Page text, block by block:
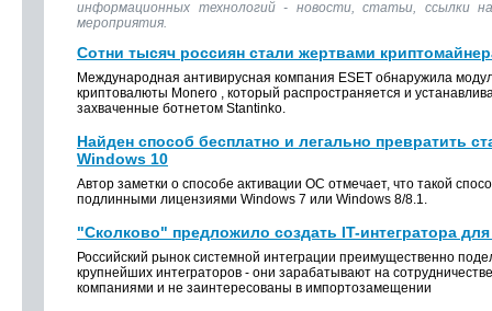
информационных технологий - новости, статьи, ссылки
мероприятия.
Сотни тысяч россиян стали жертвами
Международная антивирусная компания ESET обнаружила
криптовалюты Monero , который распространяется и
захваченные ботнетом Stantinko.
Найден способ бесплатно и легально превратить
Windows 10
Автор заметки о способе активации ОС отмечает, что такой
подлинными лицензиями Windows 7 или Windows 8/8.1.
"Сколково" предложило создать IT-интегратора для
Российский рынок системной интеграции преимущественно
крупнейших интеграторов - они зарабатывают на
компаниями и не заинтересованы в импортозамещении